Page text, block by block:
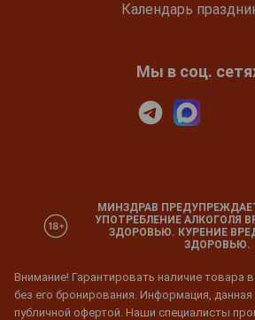
Календарь
Мы в соц.
МИНЗДРАВ
УПОТРЕБЛЕНИЕ АЛКОГОЛЯ
ЗДОРОВЬЮ. КУРЕНИЕ
ЗДОРОВЬЮ.
Внимание! Гарантировать наличие товара
без его бронирования. Информация, данная
публичной офертой. Наши специалисты